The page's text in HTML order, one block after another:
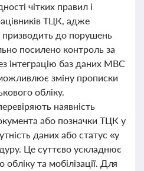
чітких правил і
ТЦК, адже
призводить до порушень
посилено контроль за
інтеграцію баз даних МВС
зміну прописки
обліку.
наявність
або позначки ТЦК у
даних або статус «у
Це суттєво ускладнює
обліку та мобілізації. Для